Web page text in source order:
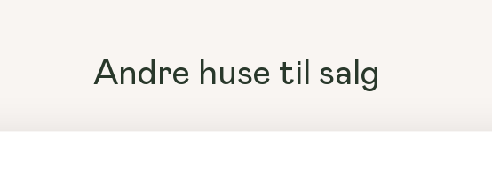
Andre huse til salg